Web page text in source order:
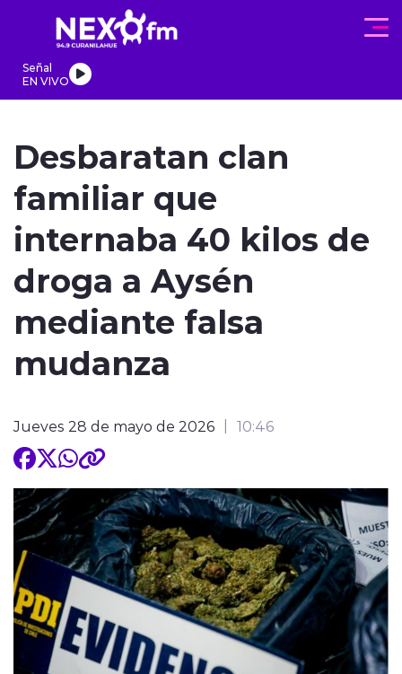
Click acá para ir directamente al contenido
Señal
EN VIVO
modo claro
Desbaratan clan
familiar que
internaba 40 kilos de
droga a Aysén
mediante falsa
mudanza
Jueves 28 de mayo de 2026 10:46